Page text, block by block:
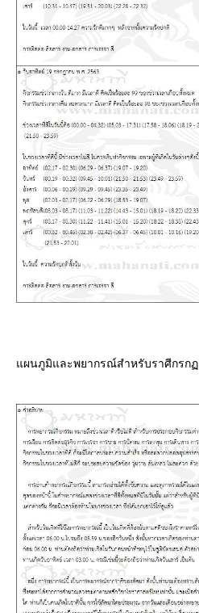
ผนภูมิและพยากรณ์สำหรับราศีกรก